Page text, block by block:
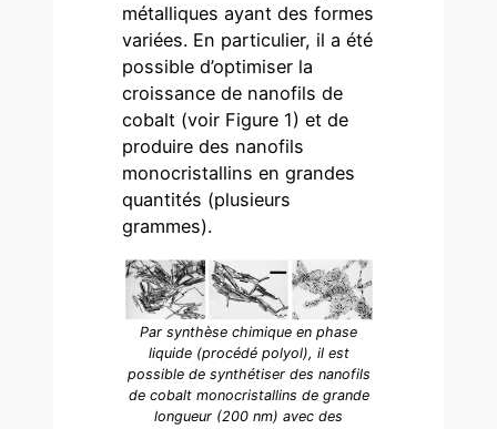
métalliques ayant des formes
variées. En particulier, il a été
possible d’optimiser la
croissance de nanofils de
cobalt (voir Figure 1) et de
produire des nanofils
monocristallins en grandes
quantités (plusieurs
grammes).
Par synthèse chimique en phase
liquide (procédé polyol), il est
possible de synthétiser des nanofils
de cobalt monocristallins de grande
longueur (200 nm) avec des